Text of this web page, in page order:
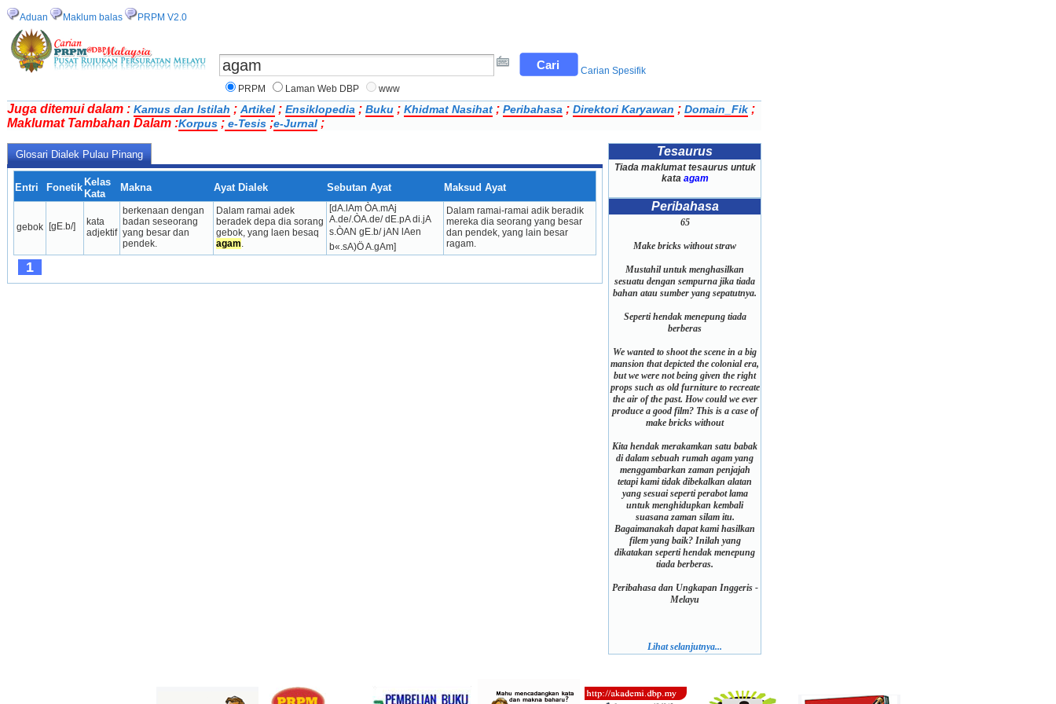
Aduan Maklum balas PRPM V2.0
Carian Spesifik
PRPM
Laman Web DBP www
Juga ditemui dalam : Kamus dan Istilah ; Artikel ; Ensiklopedia ; Buku ; Khidmat Nasihat ; Peribahasa ; Direktori Karyawan ; Domain_Fik ;
Maklumat Tambahan Dalam :Korpus ; e-Tesis ;e-Jurnal ;
Glosari Dialek Pulau Pinang
Entri Fonetik Kelas
Kata
Makna Ayat Dialek Sebutan Ayat Maksud Ayat
gebok [gE.b/]
kata
adjektif
berkenaan dengan
badan seseorang
yang besar dan
pendek.
Dalam ramai adek
beradek depa dia sorang
agam.
[dA.lAm Ò­A.mAj
A.de/.ÒA.de/ dE.pA di.jA
s.ÒAN gE.b/ jAN lAen
b«.sA)Ö A.gAm]
Dalam ramai-ramai adik beradik
mereka dia seorang yang besar
dan pendek, yang lain besar
ragam.
1
Tesaurus
Tiada maklumat tesaurus untuk
kata agam
Peribahasa
65
Make bricks without straw
Mustahil untuk menghasilkan
sesuatu dengan sempurna jika tiada
bahan atau sumber yang sepatutnya.
Seperti hendak menepung tiada
berberas
We wanted to shoot the scene in a big
mansion that depicted the colonial era,
but we were not being given the right
props such as old furniture to recreate
the air of the past. How could we ever
produce a good film? This is a case of
make bricks without
Kita hendak merakamkan satu babak
di dalam sebuah rumah agam yang
menggambarkan zaman penjajah
tetapi kami tidak dibekalkan alatan
yang sesuai seperti perabot lama
untuk menghidupkan kembali
suasana zaman silam itu.
Bagaimanakah dapat kami hasilkan
filem yang baik? Inilah yang
dikatakan seperti hendak menepung
tiada berberas.
Peribahasa dan Ungkapan Inggeris -
Melayu
Lihat selanjutnya...